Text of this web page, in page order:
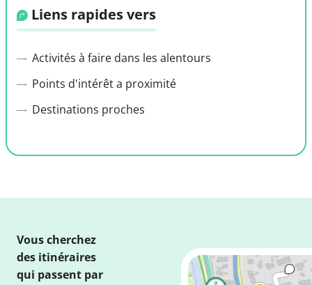
Liens rapides vers
Activités à faire dans les alentours
Points d'intérêt a proximité
Destinations proches
Vous cherchez
des itinéraires
qui passent par